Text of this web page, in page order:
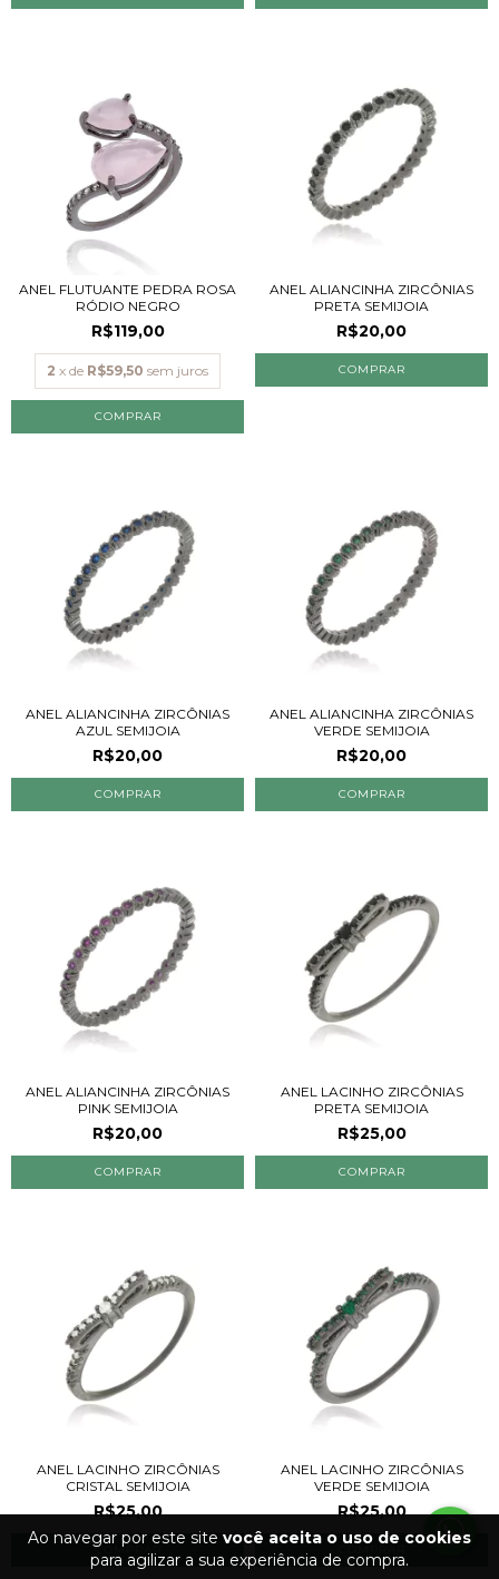
Ao navegar por este site você aceita o uso de cookies
para agilizar a sua experiência de compra.
ANEL FLUTUANTE PEDRA ROSA
RÓDIO NEGRO
R$119,00
2 x de R$59,50 sem juros
ANEL ALIANCINHA ZIRCÔNIAS
PRETA SEMIJOIA
R$20,00
ANEL ALIANCINHA ZIRCÔNIAS
AZUL SEMIJOIA
R$20,00
ANEL ALIANCINHA ZIRCÔNIAS
VERDE SEMIJOIA
R$20,00
ANEL ALIANCINHA ZIRCÔNIAS
PINK SEMIJOIA
R$20,00
ANEL LACINHO ZIRCÔNIAS
PRETA SEMIJOIA
R$25,00
ANEL LACINHO ZIRCÔNIAS
CRISTAL SEMIJOIA
R$25,00
ANEL LACINHO ZIRCÔNIAS
VERDE SEMIJOIA
R$25,00